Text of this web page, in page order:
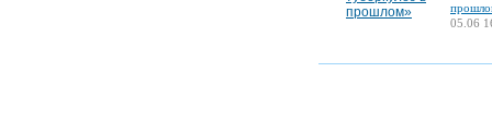
05.06